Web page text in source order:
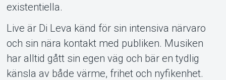
existentiella.
Live är Di Leva känd för sin intensiva närvaro
och sin nära kontakt med publiken. Musiken
har alltid gått sin egen väg och bär en tydlig
känsla av både värme, frihet och nyfikenhet.